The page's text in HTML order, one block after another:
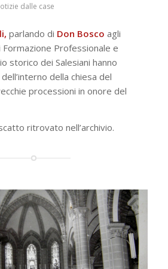
dalle case
parlando di Don Bosco agli
Professionale e
storico dei Salesiani hanno
della chiesa del
processioni in onore del
ritrovato nell’archivio.